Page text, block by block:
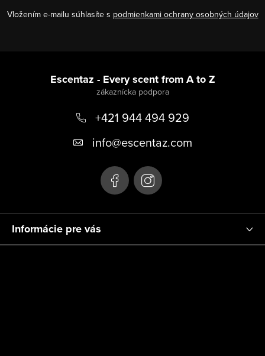
Vložením e-mailu súhlasíte s podmienkami ochrany osobných údajov
Escentaz - Every scent from A to Z
+421 944 494 929
info@escentaz.com
Informácie pre vás